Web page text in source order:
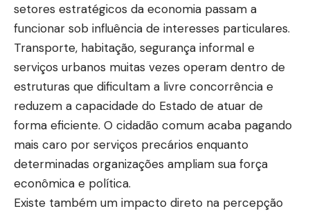
setores estratégicos da economia passam a
funcionar sob influência de interesses particulares.
Transporte, habitação, segurança informal e
serviços urbanos muitas vezes operam dentro de
estruturas que dificultam a livre concorrência e
reduzem a capacidade do Estado de atuar de
forma eficiente. O cidadão comum acaba pagando
mais caro por serviços precários enquanto
determinadas organizações ampliam sua força
econômica e política.
Existe também um impacto direto na percepção